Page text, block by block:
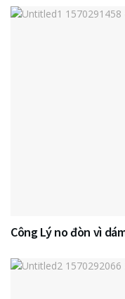
Công Lý no đòn vì